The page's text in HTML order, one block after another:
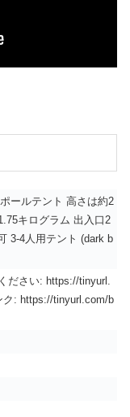
ールテント 高さは約2
キログラム 出入口2
3-4人用テント (dark b
ださい: https://tinyurl.
ク: https://tinyurl.com/b